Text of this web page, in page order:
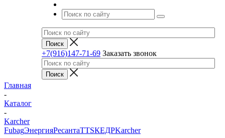
+7(916)147-71-69 Заказать звонок
Главная
-
Каталог
-
Karcher
FubagЭнергияРесантаTTSКЕДРKarcher